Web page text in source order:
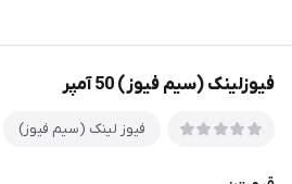
فیوزلینک (سیم فیوز) 50 آمپر
فیوز لینک (سیم فیوز)